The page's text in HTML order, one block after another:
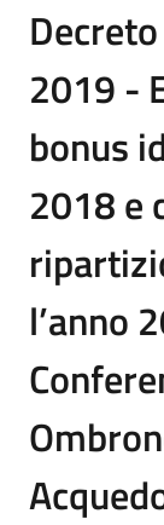
2019 -
bonus
2018 e
l’anno